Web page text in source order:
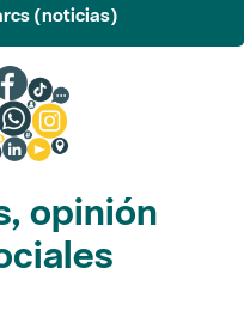
(noticias)
opinión